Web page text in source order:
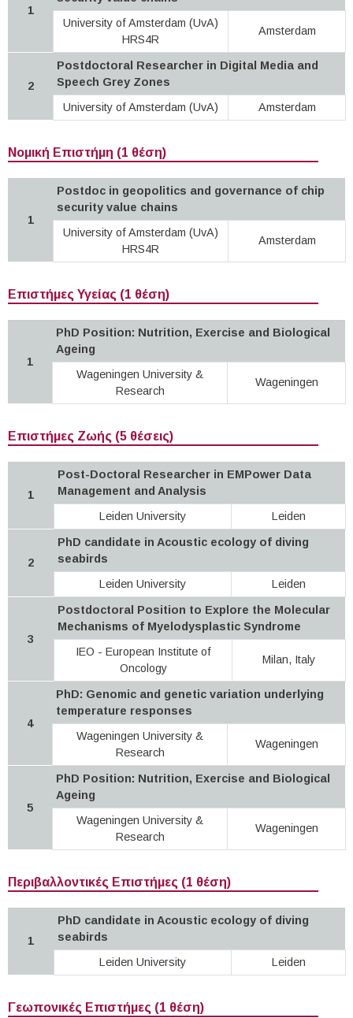
1
University of Amsterdam (UvA)
HRS4R
Amsterdam
2
Postdoctoral Researcher in Digital Media and
Speech Grey Zones
University of Amsterdam (UvA)
Amsterdam
Νομική Επιστήμη (1 θέση)
1
Postdoc in geopolitics and governance of chip
security value chains
University of Amsterdam (UvA)
HRS4R
Amsterdam
Επιστήμες Υγείας (1 θέση)
1
PhD Position: Nutrition, Exercise and Biological
Ageing
Wageningen University &
Research
Wageningen
Επιστήμες Ζωής (5 θέσεις)
1
Post-Doctoral Researcher in EMPower Data
Management and Analysis
Leiden University
Leiden
2
PhD candidate in Acoustic ecology of diving
seabirds
Leiden University
Leiden
3
Postdoctoral Position to Explore the Molecular
Mechanisms of Myelodysplastic Syndrome
IEO - European Institute of
Oncology
Milan, Italy
4
PhD: Genomic and genetic variation underlying
temperature responses
Wageningen University &
Research
Wageningen
5
PhD Position: Nutrition, Exercise and Biological
Ageing
Wageningen University &
Research
Wageningen
Περιβαλλοντικές Επιστήμες (1 θέση)
1
PhD candidate in Acoustic ecology of diving
seabirds
Leiden University
Leiden
Γεωπονικές Επιστήμες (1 θέση)